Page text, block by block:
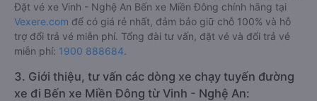
Đặt vé xe Vinh - Nghệ An Bến xe Miền Đông chính hãng tại
Vexere.com để có giá rẻ nhất, đảm bảo giữ chỗ 100% và hỗ
trợ đổi trả vé miễn phí. Tổng đài tư vấn, đặt vé và đổi trả vé
miễn phí: 1900 888684.
3. Giới thiệu, tư vấn các dòng xe chạy tuyến đường
xe đi Bến xe Miền Đông từ Vinh - Nghệ An: